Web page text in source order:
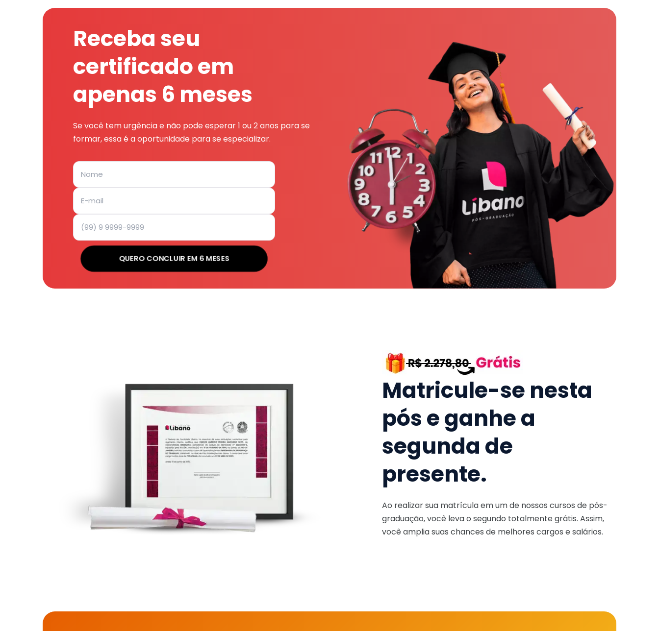
Receba seu
certificado em
apenas 6 meses
Se você tem urgência e não pode esperar 1 ou 2 anos para se
formar, essa é a oportunidade para se especializar.
QUERO CONCLUIR EM 6 MESES
Matricule-se nesta
pós e ganhe a
segunda de
presente.
Ao realizar sua matrícula em um de nossos cursos de pós-
graduação, você leva o segundo totalmente grátis. Assim,
você amplia suas chances de melhores cargos e salários.